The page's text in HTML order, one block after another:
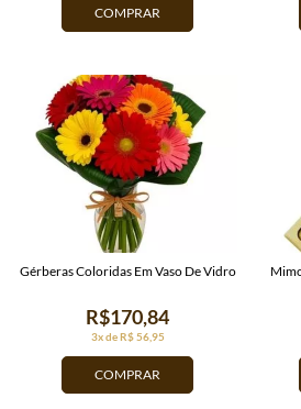
COMPRAR
COMPRAR
3x de R$ 56,95
R$170,84
Gérberas Coloridas Em Vaso De Vidro